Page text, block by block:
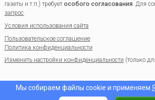
газеты и т.п.) требуетособого согласования. Для
запрос.
Условия использования сайта
Пользовательское соглашение
Политика конфиденциальности
Изменить настройки конфиденциальности (только
Мы собираем файлы cookie и применяем